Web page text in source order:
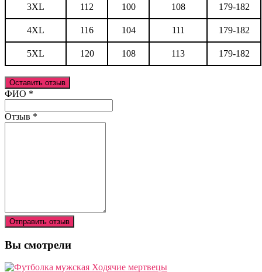
3XL 112 100 108 179-182
4XL 116 104 111 179-182
5XL 120 108 113 179-182
Оставить отзыв
Ваш отзыв был отправлен!
ФИО *
Отзыв *
Отправить отзыв
Вы смотрели